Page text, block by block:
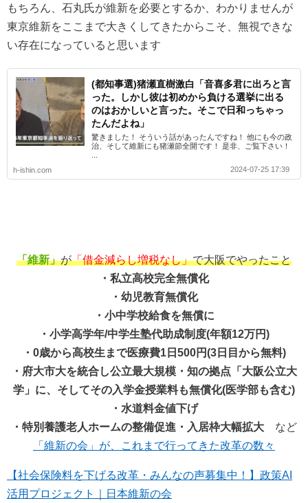
もちろん、石丸氏が維新を必要とするか、わかりませんが
東京維新をここまで大きくしてきたからこそ、無視できな
い存在になっていると思います
(都知事選)猪瀬直樹激白「音喜多君に出ろと言
った。しかし彼は初めから負ける選挙に出る
のはおかしいと言った。そこで日和っちゃっ
たんだよね」
驚きました！ そういう話があったんですね！ 他にも今の政
治、そして維新にも猪瀬節全開です！ 是非、ご覧下さい！
h-ishin.com
2024-07-25 17:39
「維新」が「借金減らし増税なし」で大阪でやったこと
・私立高校完全無償化
・幼児教育無償化
・小中学校給食を無償に
・小学高学年/中学生塾代助成制度(年額12万円)
・0歳から高校生まで医療費1日500円(3日目から無料)
・府大市大を統合し公立最大規模・知の拠点「大阪公立大
学」に、そしてその入学金授業料も無償化(医学部も含む)
・水道料金値下げ
・特別養護老人ホームの整備促進・入居枠大幅拡大 など
「維新の会」が、これまで行ってきた改革の数々
【社会保険料を下げる改革・みんなの声募集中！】政策AI
活用プロジェクト｜日本維新の会